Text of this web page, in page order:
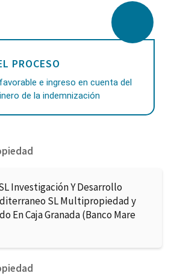
PROCESO
e ingreso en cuenta del
de la indemnización
Investigación Y Desarrollo
SL Multipropiedad y
En Caja Granada (Banco Mare